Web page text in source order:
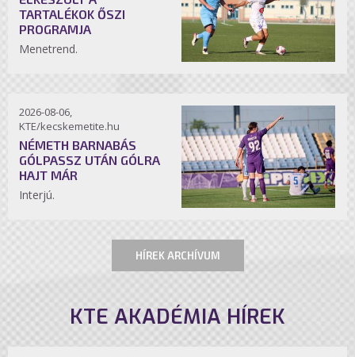
TARTALÉKOK ŐSZI
PROGRAMJA
Menetrend.
2026-08-06,
KTE/kecskemetite.hu
NÉMETH BARNABÁS
GÓLPASSZ UTÁN GÓLRA
HAJT MÁR
Interjú.
HÍREK ARCHÍVUM
KTE AKADÉMIA HÍREK